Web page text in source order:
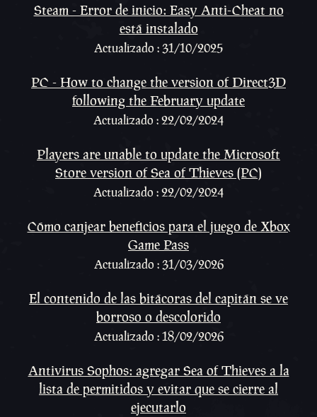
Steam - Error de inicio: Easy Anti-Cheat no
está instalado
Actualizado : 31/10/2025
PC - How to change the version of Direct3D
following the February update
Actualizado : 22/02/2024
Players are unable to update the Microsoft
Store version of Sea of Thieves (PC)
Actualizado : 22/02/2024
Cómo canjear beneficios para el juego de Xbox
Game Pass
Actualizado : 31/03/2026
El contenido de las bitácoras del capitán se ve
borroso o descolorido
Actualizado : 18/02/2026
Antivirus Sophos: agregar Sea of Thieves a la
lista de permitidos y evitar que se cierre al
ejecutarlo